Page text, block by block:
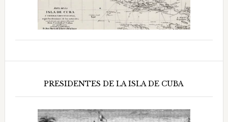
PRESIDENTES DE LA ISLA DE CUBA